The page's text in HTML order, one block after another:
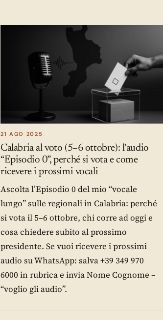
21 AGO 2025
Calabria al voto (5–6 ottobre): l’audio
“Episodio 0”, perché si vota e come
ricevere i prossimi vocali
Ascolta l’Episodio 0 del mio “vocale
lungo” sulle regionali in Calabria: perché
si vota il 5–6 ottobre, chi corre ad oggi e
cosa chiedere subito al prossimo
presidente. Se vuoi ricevere i prossimi
audio su WhatsApp: salva +39 349 970
6000 in rubrica e invia Nome Cognome –
“voglio gli audio”.